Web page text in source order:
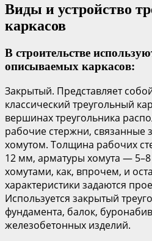
Виды и устройство
каркасов
В строительстве
описываемых каркасов:
Закрытый. Представляет
классический треугольный
вершинах треугольника
рабочие стержни, связанные
хомутом. Толщина рабочих
12 мм, арматуры хомута —
хомутами, как, впрочем, и
характеристики задаются
Используется закрытый
фундамента, балок,
железобетонных изделий.